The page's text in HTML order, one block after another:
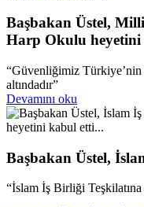
Başbakan Üstel,
Harp Okulu
“Güvenliğimiz
altındadır”
Devamını oku
Başbakan Üstel,
“İslam İş Birliği Teşkilatına